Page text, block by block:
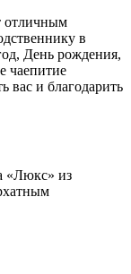
отличным
в
День рождения,
чаепитие
вас и благодарить
«Люкс» из